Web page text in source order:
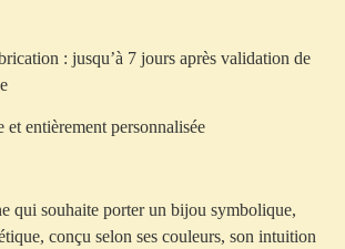
: jusqu’à 7 jours après validation de
et entièrement personnalisée
qui souhaite porter un bijou symbolique,
, conçu selon ses couleurs, son intuition